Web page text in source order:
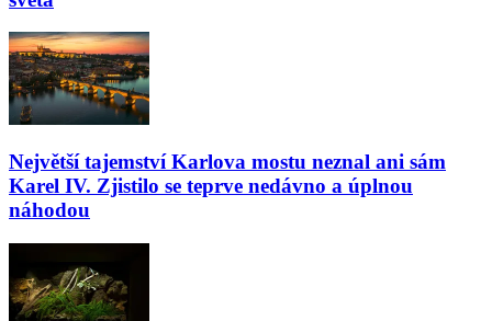
Největší tajemství Karlova mostu neznal ani sám
Karel IV. Zjistilo se teprve nedávno a úplnou
náhodou